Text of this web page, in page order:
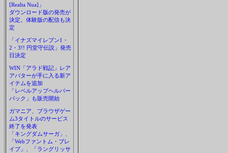
[Realta Nua]」
ダウンロード版の発売が
決定。体験版の配信も決
定
「イナズマイレブン1・
2・3!! 円堂守伝説」発売
日決定
WIN「アラド戦記」レア
アバターが手に入る新ア
イテムを追加
「レベルアップヘルパー
パック」も販売開始
ガマニア、ブラウザゲー
ム3タイトルのサービス
終了を発表
「キングダムサーガ」、
「Webファントム・ブレ
イブ」、「ラングリッサ